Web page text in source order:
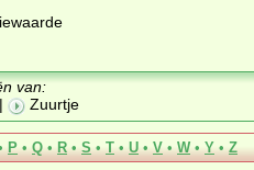
van:
| Zuurtje
P • Q • R • S • T • U • V • W • Y • Z